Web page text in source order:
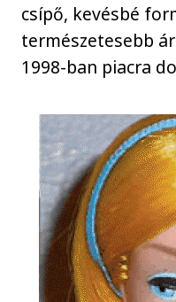
csípő, kevésbé
természetesebb
1998-ban piacra